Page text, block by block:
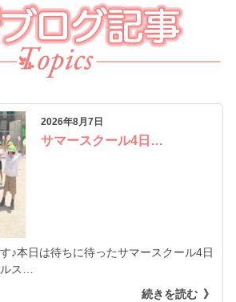
2026年8月7日
サマースクール4日…
♪本日は待ちに待ったサマースクール4日
ス…
続きを読む